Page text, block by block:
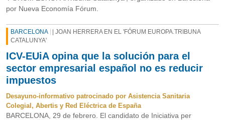
por Nueva Economía Fórum.
BARCELONA
| JOAN HERRERA EN EL 'FÓRUM EUROPA.TRIBUNA
CATALUNYA'
ICV-EUiA opina que la solución para el
sector empresarial español no es reducir
impuestos
Desayuno-informativo patrocinado por Asistencia Sanitaria
Colegial, Abertis y Red Eléctrica de España
BARCELONA, 29 de febrero. El candidato de Iniciativa per